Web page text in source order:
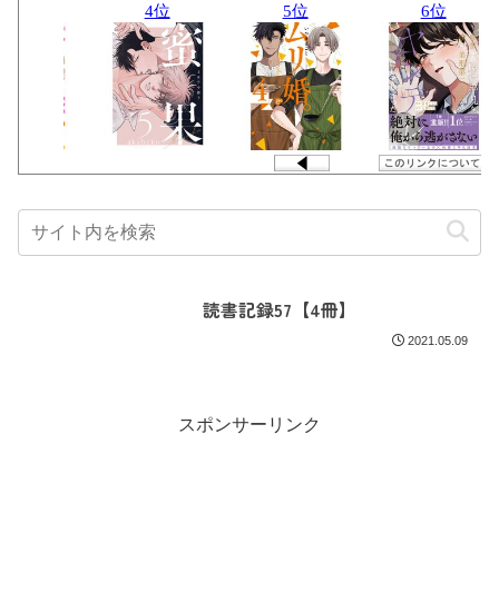
読書記録57【4冊】
2021.05.09
スポンサーリンク